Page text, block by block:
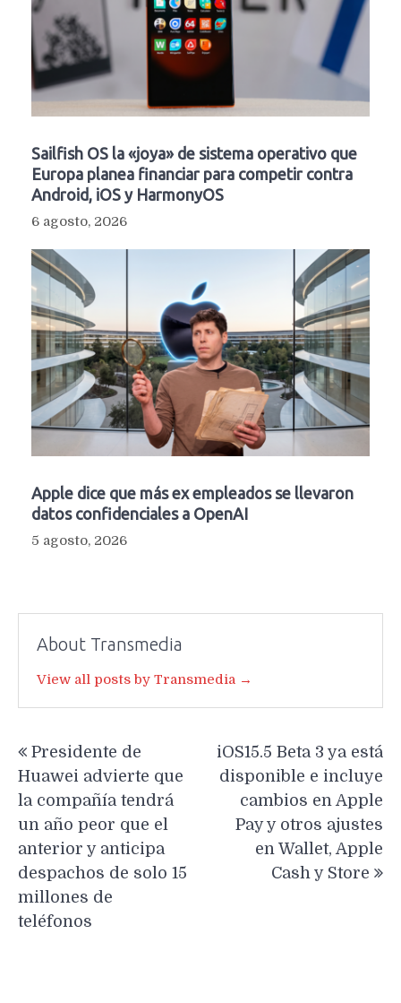
Sailfish OS la «joya» de sistema operativo que
Europa planea financiar para competir contra
Android, iOS y HarmonyOS
6 agosto, 2026
Apple dice que más ex empleados se llevaron
datos confidenciales a OpenAI
5 agosto, 2026
About Transmedia
View all posts by Transmedia →
de
entradas
Presidente de
Huawei advierte que
la compañía tendrá
un año peor que el
anterior y anticipa
despachos de solo 15
millones de
teléfonos
iOS15.5 Beta 3 ya está
disponible e incluye
cambios en Apple
Pay y otros ajustes
en Wallet, Apple
Cash y Store